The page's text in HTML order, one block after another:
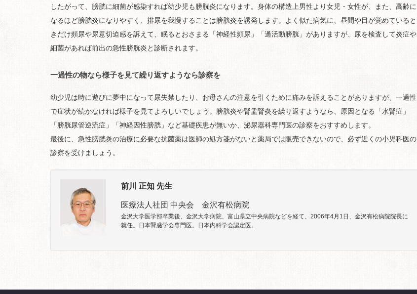
したがって、膀胱に細菌が感染すれば幼少児も膀胱炎になります。身体の構造上男性より女児・女性が、また、高齢に
なるほど膀胱炎になりやすく、排尿を我慢することは膀胱炎を誘発します。よく似た病気に、昼間や目が覚めていると
きだけ頻尿や尿意切迫感を訴えて、眠るとおさまる「神経性頻尿」「過活動膀胱」がありますが、尿を検査して炎症や
細菌があれば前出の急性膀胱炎と診断されます。
一過性の物なら様子を見て繰り返すようなら診察を
幼少児は時に遊びに夢中になって尿失禁したり、お母さんの注意を引くために痛みを訴えることがありますが、一過性
で症状が続かなければ様子を見てよろしいでしょう。膀胱炎や腎盂腎炎を繰り返すようなら、原因となる「水腎症」
「膀胱尿管逆流症」「神経因性膀胱」など基礎疾患が無いか、泌尿器科専門医の診察をおすすめします。
最後に、急性膀胱炎の治療に必要な抗菌薬は医師の処方箋がないと薬局では販売できないので、必ず近くの小児科医の
診察を受けましょう。
前川 正知 先生
医療法人社団 中央会 金沢有松病院
金沢大学医学部卒業後、金沢大学病院、富山県立中央病院などを経て、2006年4月1日、金沢有松病院院長に
就任。日本腎臓学会専門医。日本内科学会認定医。